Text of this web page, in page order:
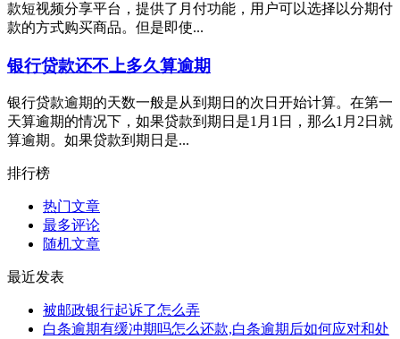
款短视频分享平台，提供了月付功能，用户可以选择以分期付
款的方式购买商品。但是即使...
银行贷款还不上多久算逾期
银行贷款逾期的天数一般是从到期日的次日开始计算。在第一
天算逾期的情况下，如果贷款到期日是1月1日，那么1月2日就
算逾期。如果贷款到期日是...
排行榜
热门文章
最多评论
随机文章
最近发表
被邮政银行起诉了怎么弄
白条逾期有缓冲期吗怎么还款,白条逾期后如何应对和处